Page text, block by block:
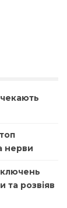
нерви
та розвіяв